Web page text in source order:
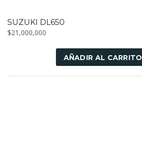
SUZUKI DL650
$21,000,000
AÑADIR AL CARRITO